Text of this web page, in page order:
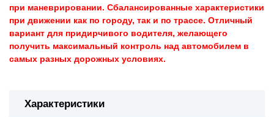
при маневрировании. Сбалансированные характеристики
при движении как по городу, так и по трассе. Отличный
вариант для придирчивого водителя, желающего
получить максимальный контроль над автомобилем в
самых разных дорожных условиях.
Характеристики